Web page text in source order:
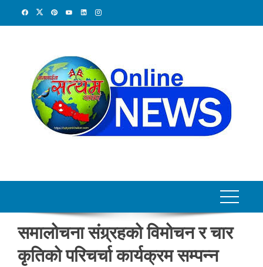
समालोचना संग्र्रहको विमोचन र चार
कृतिको परिचर्चा कार्यक्रम सम्पन्न